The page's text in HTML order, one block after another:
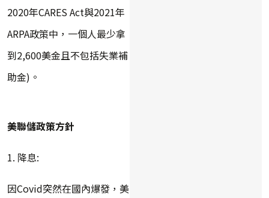
2020年CARES Act與2021年
ARPA政策中，一個人最少拿
到2,600美金且不包括失業補
助金)。
美聯儲政策方針
1. 降息:
因Covid突然在國內爆發，美